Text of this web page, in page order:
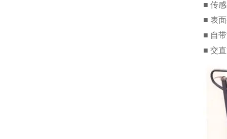
■ 传
■ 表
■ 自
■ 交